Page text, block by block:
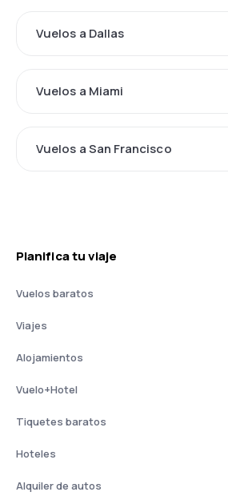
Vuelos a Dallas
Vuelos a Miami
Vuelos a San Francisco
Planifica tu viaje
Vuelos baratos
Viajes
Alojamientos
Vuelo+Hotel
Tiquetes baratos
Hoteles
Alquiler de autos